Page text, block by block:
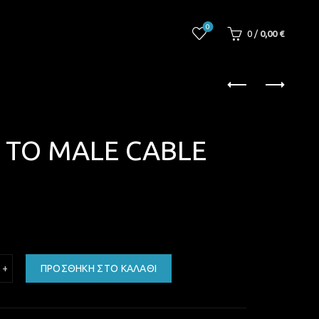
0
0 / 0,00 €
MALE CABLE
ΠΡΟΣΘΉΚΗ ΣΤΟ ΚΑΛΆΘΙ